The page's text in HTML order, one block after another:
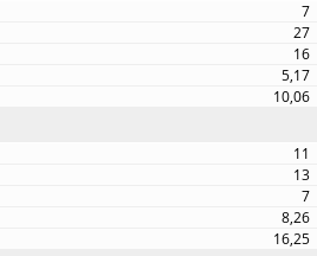
7
27
16
5,17
10,06
11
13
7
8,26
16,25